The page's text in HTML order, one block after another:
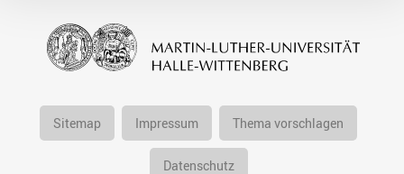
Sitemap Impressum Thema vorschlagen
Datenschutz